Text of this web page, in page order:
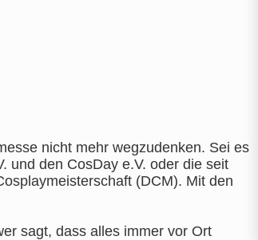
nicht mehr wegzudenken. Sei es
und den CosDay e.V. oder die seit
(DCM). Mit den
sagt, dass alles immer vor Ort